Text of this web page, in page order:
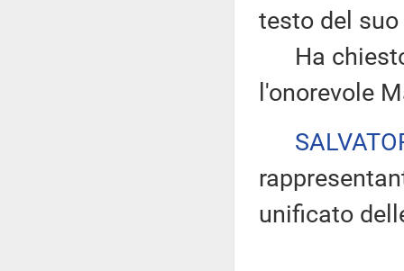
testo del
Ha chiesto
l'onorevole
unificato